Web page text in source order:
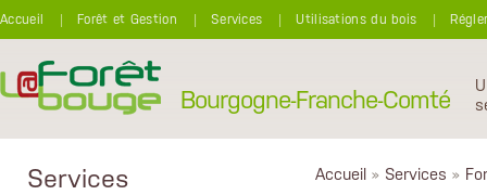
Accueil
Forêt et Gestion Services Utilisations du bois
Bourgogne-Franche-Comté
Services Accueil » Services »